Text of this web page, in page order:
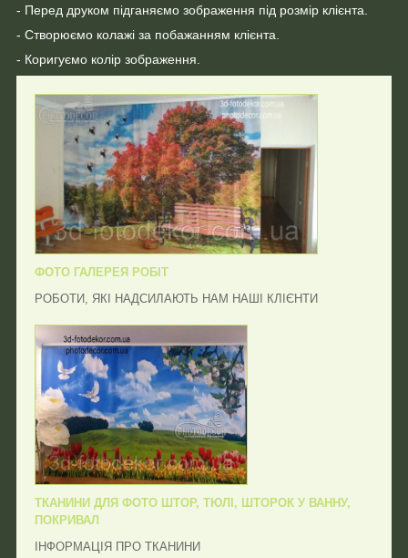
- Перед друком підганяємо зображення під розмір клієнта.
- Створюємо колажі за побажанням клієнта.
- Коригуємо колір зображення.
ФОТО ГАЛЕРЕЯ РОБІТ
РОБОТИ, ЯКІ НАДСИЛАЮТЬ НАМ НАШІ КЛІЄНТИ
ТКАНИНИ ДЛЯ ФОТО ШТОР, ТЮЛІ, ШТОРОК У ВАННУ,
ПОКРИВАЛ
ІНФОРМАЦІЯ ПРО ТКАНИНИ